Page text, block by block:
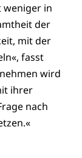
weniger in
der
mit der
fasst
wird
ihrer
nach